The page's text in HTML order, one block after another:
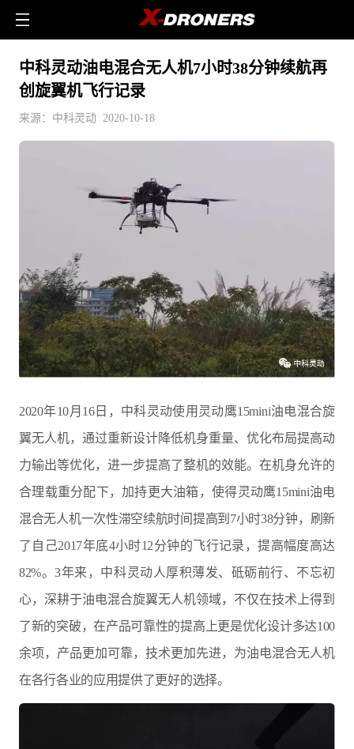
中科灵动油电混合无人机7小时38分钟续航再
创旋翼机飞行记录
来源：中科灵动 2020-10-18
2020年10月16日，中科灵动使用灵动鹰15mini油电混合旋
翼无人机，通过重新设计降低机身重量、优化布局提高动
力输出等优化，进一步提高了整机的效能。在机身允许的
合理载重分配下，加持更大油箱，使得灵动鹰15mini油电
混合无人机一次性滞空续航时间提高到7小时38分钟，刷新
了自己2017年底4小时12分钟的飞行记录，提高幅度高达
82%。3年来，中科灵动人厚积薄发、砥砺前行、不忘初
心，深耕于油电混合旋翼无人机领域，不仅在技术上得到
了新的突破，在产品可靠性的提高上更是优化设计多达100
余项，产品更加可靠，技术更加先进，为油电混合无人机
在各行各业的应用提供了更好的选择。